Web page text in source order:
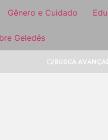
Gênero e Cuidado
Geledés
BUSCA